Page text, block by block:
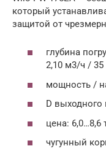
который
защитой от
глубина
2,10 м3/ч / 35
мощность /
D выходного
цена: 6,0…8,6
чугунный